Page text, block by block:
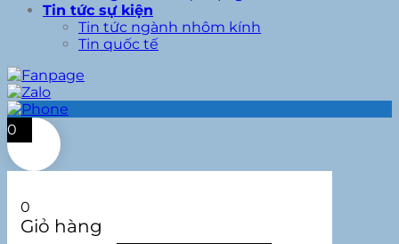
Tin tức sự kiện
Tin tức ngành nhôm kính
Tin quốc tế
0
0
Giỏ hàng